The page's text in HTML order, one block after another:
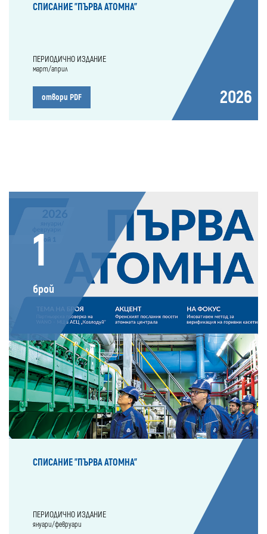
СПИСАНИЕ "ПЪРВА АТОМНА"
ПЕРИОДИЧНО ИЗДАНИЕ
март/април
отвори PDF 2026
1
брой
СПИСАНИЕ "ПЪРВА АТОМНА"
ПЕРИОДИЧНО ИЗДАНИЕ
януари/февруари